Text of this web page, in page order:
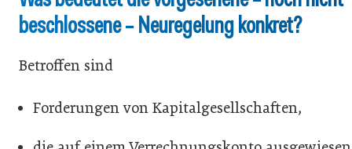
beschlossene – Neuregelung konkret?
Betroffen sind
Forderungen von Kapitalgesellschaften,